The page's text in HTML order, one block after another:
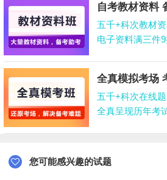
自考教材资料
五千+科次教材
电子资料满三件
全真模拟考场
五千+科次在线
全真呈现历年考
您可能感兴趣的试题